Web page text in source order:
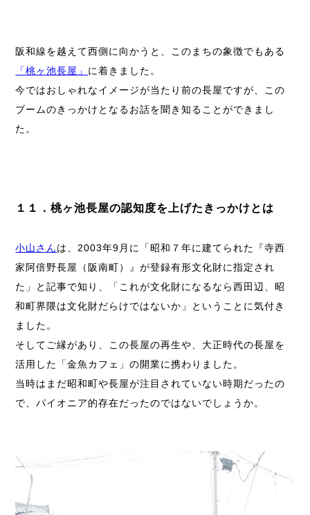
阪和線を越えて西側に向かうと、このまちの象徴でもある
「桃ヶ池長屋」 に着きました。
今ではおしゃれなイメージが当たり前の長屋ですが、この
ブームのきっかけとなるお話を聞き知ることができまし
た。
１１．桃ヶ池長屋の認知度を上げたきっかけとは
小山さんは、2003年9月に「昭和７年に建てられた『寺西
家阿倍野長屋（阪南町）』が登録有形文化財に指定され
た」と記事で知り、「これが文化財になるなら西田辺、昭
和町界隈は文化財だらけではないか」ということに気付き
ました。
そしてご縁があり、この長屋の再生や、大正時代の長屋を
活用した「金魚カフェ」の開業に携わりました。
当時はまだ昭和町や長屋が注目されていない時期だったの
で、パイオニア的存在だったのではないでしょうか。